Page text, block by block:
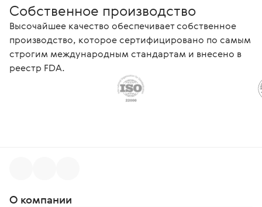
Собственное производство
Высочайшее качество обеспечивает собственное
производство, которое сертифицировано по самым
строгим международным стандартам и внесено в
реестр FDA.
О компании